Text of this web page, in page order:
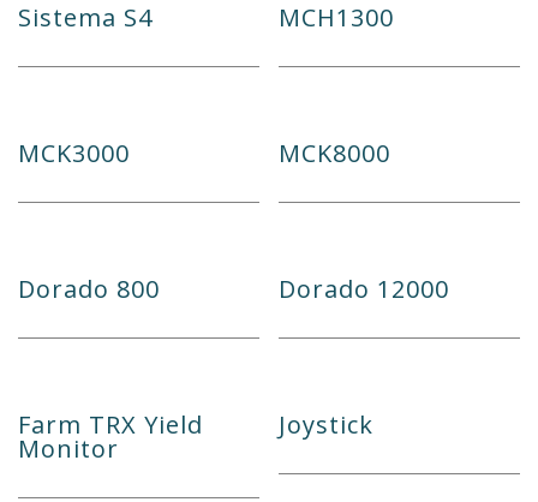
Sistema S4 MCH1300
MCK3000 MCK8000
Dorado 800 Dorado 12000
Farm TRX Yield
Monitor
Joystick